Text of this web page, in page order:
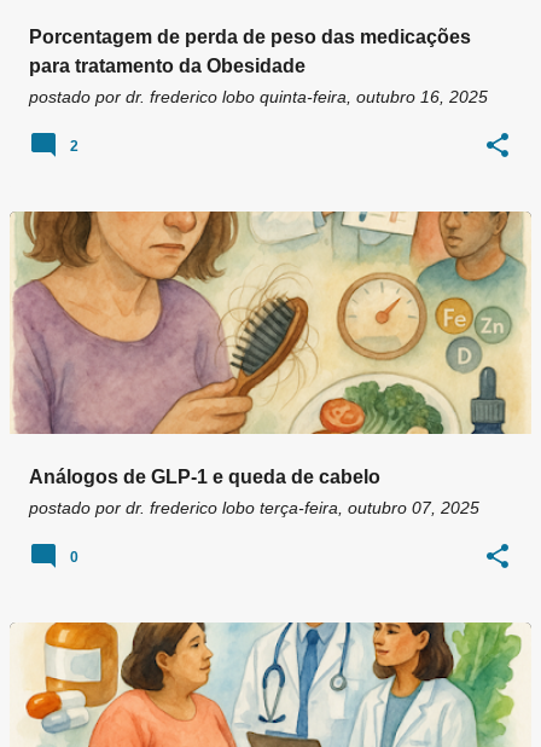
Porcentagem de perda de peso das medicações
para tratamento da Obesidade
postado por dr. frederico lobo quinta-feira, outubro 16, 2025
2
Análogos de GLP-1 e queda de cabelo
postado por dr. frederico lobo terça-feira, outubro 07, 2025
0